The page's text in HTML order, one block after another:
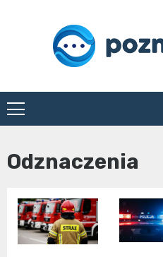
Odznaczenia